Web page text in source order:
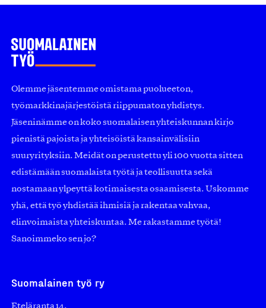
Olemme jäsentemme omistama puolueeton,
työmarkkinajärjestöistä riippumaton yhdistys.
Jäseninämme on koko suomalaisen yhteiskunnan kirjo
pienistä pajoista ja yhteisöistä kansainvälisiin
suuryrityksiin. Meidät on perustettu yli 100 vuotta sitten
edistämään suomalaista työtä ja teollisuutta sekä
nostamaan ylpeyttä kotimaisesta osaamisesta. Uskomme
yhä, että työ yhdistää ihmisiä ja rakentaa vahvaa,
elinvoimaista yhteiskuntaa. Me rakastamme työtä!
Sanoimmeko sen jo?
Suomalainen työ ry
Eteläranta 14,